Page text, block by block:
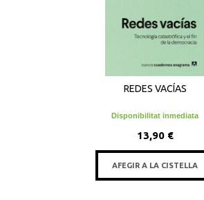
REDES VACÍAS
Disponibilitat inmediata
13,90 €
AFEGIR A LA CISTELLA